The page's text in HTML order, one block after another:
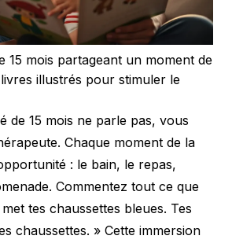
15 mois partageant un moment de
illustrés pour stimuler le
de 15 mois ne parle pas, vous
Chaque moment de la
: le bain, le repas,
Commentez tout ce que
tes chaussettes bleues. Tes
chaussettes. » Cette immersion